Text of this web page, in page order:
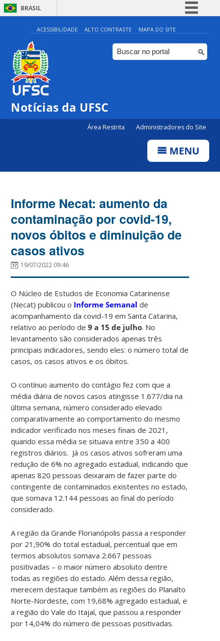
BRASIL
Simplifique!
Comunica BR
Participe
ACESSIBILIDADE ALTO CONTRASTE MAPA DO SITE
Notícias da UFSC
Área Restrita Administradores do Site
MENU
Informe Necat: aumento da
contaminação por covid-19,
novos óbitos e diminuição de
casos ativos
19/07/2022 09:46
O Núcleo de Estudos de Economia Catarinense
(Necat) publicou o Informe Semanal de
acompanhamento da covid-19 em Santa Catarina,
relativo ao período de9 a 15 de julho. No
levantamento são considerados apenas três
principais indicadores, sendo eles: o número total de
casos, os casos ativos e os óbitos.
O contínuo aumento do contágio fez com que a
média diária de novos casos atingisse 1.677/dia na
última semana, número considerado elevado
comparativamente ao comportamento do mesmo
indicador verificado nos meses finais de 2021,
quando essa média se situava entre 350 a 400
registros diários. Já os casos ativos sofreram uma
redução de 6% no agregado estadual, indicando que
apenas 820 pessoas deixaram de fazer parte do
contingente de contaminados existentes no estado,
que somava 12.144 pessoas ao final do período
considerado.
A região da Grande Florianópolis passa a responder
por 21,90% do total estadual, percentual que em
termos absolutos somava 2.667 pessoas
positivadas – o maior número absoluto dentre
todas as regiões do estado. Além dessa região,
merecem destaque também as regiões do Planalto
Norte-Nordeste, com 19,68% agregado estadual, e
a região do Vale do Itajaí, que passou a responder
por 14,04% do número de pessoas positivadas.